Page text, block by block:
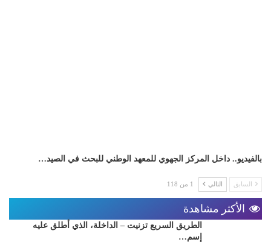
بالفيديو.. داخل المركز الجهوي للمعهد الوطني للبحث في الصيد…
السابق التالي 1 من 118
الأكثر مشاهدة
الطريق السريع تزنيت – الداخلة، الذي أطلق عليه
إسم…